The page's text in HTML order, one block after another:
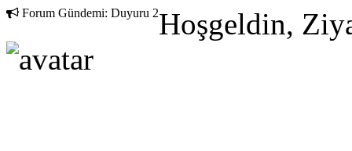
Forum Gündemi: Duyuru 2Hoşgeldin,